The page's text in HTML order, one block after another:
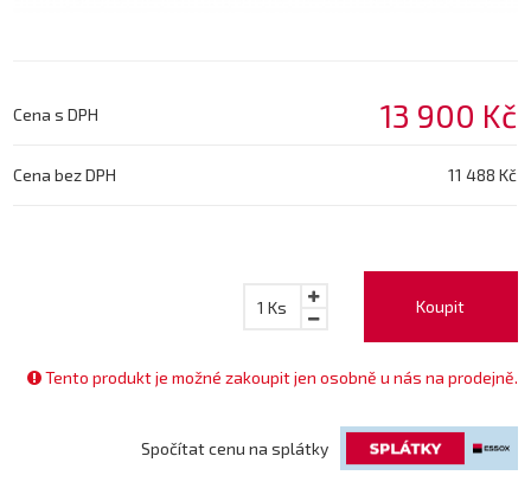
Cena s DPH 13 900 Kč
Cena bez DPH 11 488 Kč
Koupit
1 Ks
Tento produkt je možné zakoupit jen osobně u nás na prodejně.
Spočítat cenu na splátky